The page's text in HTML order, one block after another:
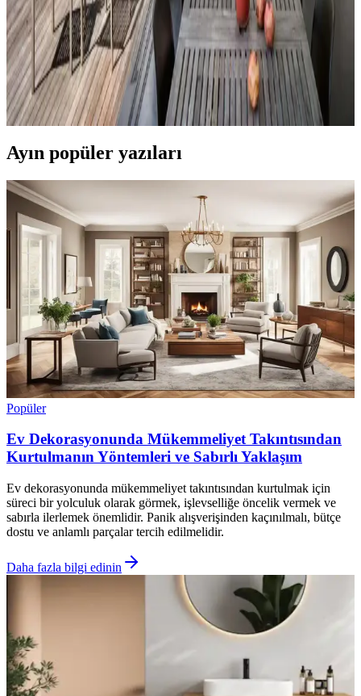
Veranda Dekorasyonunda Bitki Seçimi, Aydınlatma
ve Mobilya Düzenlemeleriyle Estetik İyileştirme
Yöntemleri
Veranda dekorasyonunda bitkiler, halılar, aydınlatma ve mobilyaların
uyumlu kullanımı mekânı daha davetkâr ve fonksiyonel kılar. Doğru
seçimler verandanın atmosferini ve dış görünümünü güçlendirir.
Ayın popüler yazıları
Popüler
Ev Dekorasyonunda Mükemmeliyet Takıntısından
Kurtulmanın Yöntemleri ve Sabırlı Yaklaşım
Ev dekorasyonunda mükemmeliyet takıntısından kurtulmak için
süreci bir yolculuk olarak görmek, işlevselliğe öncelik vermek ve
sabırla ilerlemek önemlidir. Panik alışverişinden kaçınılmalı, bütçe
dostu ve anlamlı parçalar tercih edilmelidir.
Daha fazla bilgi edinin